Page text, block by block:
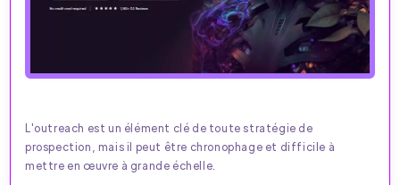
L'outreach est un élément clé de toute stratégie de
prospection, mais il peut être chronophage et difficile à
mettre en œuvre à grande échelle.